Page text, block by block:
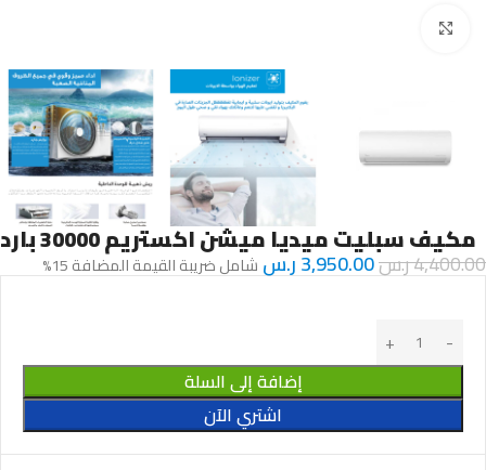
مكيف سبليت ميديا ميشن اكستريم 30000 بارد
4,400.00ر.س3,950.00ر.س شامل ضريبة القيمة المضافة 15%
إضافة إلى السلة
اشتري الآن